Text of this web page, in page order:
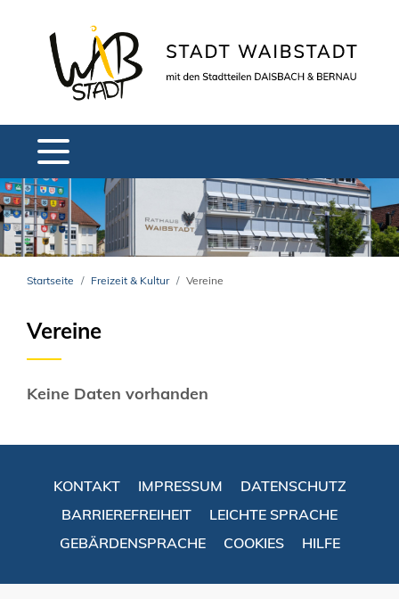
Startseite Freizeit & Kultur Vereine
Vereine
Keine Daten vorhanden
KONTAKT IMPRESSUM
DATENSCHUTZ
BARRIEREFREIHEIT
LEICHTE SPRACHE
GEBÄRDENSPRACHE
COOKIES HILFE